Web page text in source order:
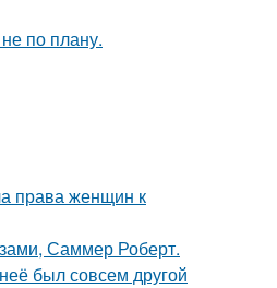
по плану.
права женщин к
Саммер Роберт.
был совсем другой